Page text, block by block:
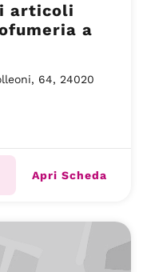
articoli
a
64, 24020
Apri Scheda